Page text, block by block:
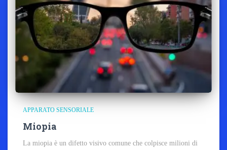
APPARATO SENSORIALE
Miopia
La miopia è un difetto visivo comune che colpisce milioni di